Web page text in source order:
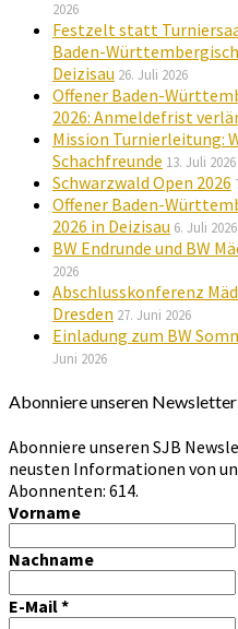
2026
Festzelt statt
Baden-
Deizisau 26. Juli 2026
Offener Baden-
2026: Anmeldefrist
Mission Turnierleitung:
Schachfreunde 13. Juli 2026
Schwarzwald Open 2026
Offener Baden-
2026 in Deizisau 6. Juli 2026
BW Endrunde und BW
2026
Abschlusskonferenz
Dresden 27. Juni 2026
Einladung zum BW
Juni 2026
Abonniere unseren Newsletter
Abonniere unseren SJB
neusten Informationen von
Abonnenten: 614.
Vorname
Nachname
E-Mail*